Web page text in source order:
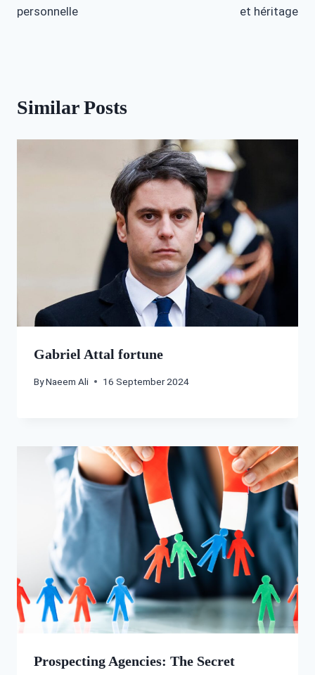
personnelle et héritage
Similar Posts
Gabriel Attal fortune
ByNaeem Ali 16 September 2024
Prospecting Agencies: The Secret